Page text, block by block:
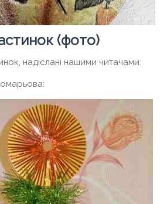
(фото)
надіслані нашими читачами: